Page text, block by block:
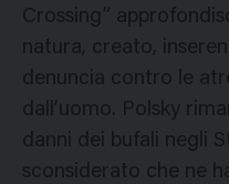
Crossing”
natura, creato,
denuncia contro le
dall’uomo. Polsky
danni dei bufali negli
sconsiderato che ne